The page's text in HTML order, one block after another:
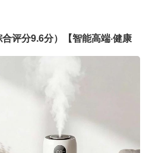
评分9.6分）【智能高端·健康